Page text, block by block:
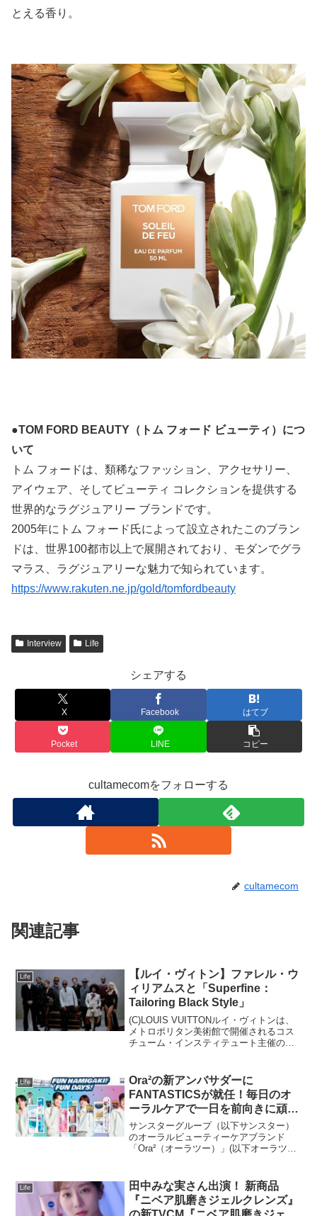
とえる香り。
●TOM FORD BEAUTY（トム フォード ビューティ）につ
いて
トム フォードは、類稀なファッション、アクセサリー、
アイウェア、そしてビューティ コレクションを提供する
世界的なラグジュアリー ブランドです。
2005年にトム フォード氏によって設立されたこのブラン
ドは、世界100都市以上で展開されており、モダンでグラ
マラス、ラグジュアリーな魅力で知られています。
https://www.rakuten.ne.jp/gold/tomfordbeauty
Interview Life
シェアする
X Facebook はてブ
Pocket LINE コピー
cultamecomをフォローする
cultamecom
関連記事
Life
【ルイ・ヴィトン】ファレル・ウ
ィリアムスと「Superfine：
Tailoring Black Style」
(C)LOUIS VUITTONルイ・ヴィトンは、
メトロポリタン美術館で開催されるコス
チューム・インスティテュート主催の
覧会では...
Life
Ora²の新アンバサダーに
FANTASTICSが就任！毎日のオ
ーラルケアで一日を前向きに頑張
る女性にエールを送る新
WEBCM「FUN HAMIGAKI! FUN
DAYS!」3月21日（金）より公
の発売やオリジナルグッズが当た
るキャンペーンも実施
サンスターグループ（以下サンスター）
のオーラルビューティーケアブランド
「Ora²（オーラツー）」(以下オーラツ
WEBCM「FUN HAMIGAKI! FUN...
Life
田中みな実さん出演！ 新商品
『ニベア肌磨きジェルクレンズ』